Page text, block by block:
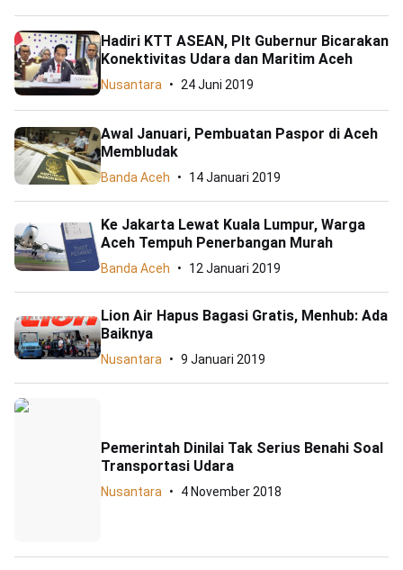
Hadiri KTT ASEAN, Plt Gubernur Bicarakan
Konektivitas Udara dan Maritim Aceh
Nusantara 24 Juni 2019
Awal Januari, Pembuatan Paspor di Aceh
Membludak
Banda Aceh 14 Januari 2019
Ke Jakarta Lewat Kuala Lumpur, Warga
Aceh Tempuh Penerbangan Murah
Banda Aceh 12 Januari 2019
Lion Air Hapus Bagasi Gratis, Menhub: Ada
Baiknya
Nusantara 9 Januari 2019
Pemerintah Dinilai Tak Serius Benahi Soal
Transportasi Udara
Nusantara 4 November 2018